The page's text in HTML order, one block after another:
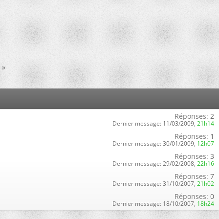
»
Réponses: 2
Dernier message: 11/03/2009, 21h14
Réponses: 1
Dernier message: 30/01/2009, 12h07
Réponses: 3
Dernier message: 29/02/2008, 22h16
Réponses: 7
Dernier message: 31/10/2007, 21h02
Réponses: 0
Dernier message: 18/10/2007, 18h24